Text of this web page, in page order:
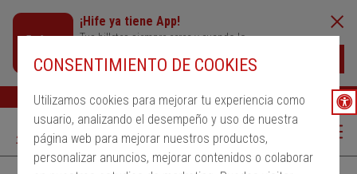
CONSENTIMIENTO DE COOKIES
Utilizamos cookies para mejorar tu experiencia como
usuario, analizando el desempeño y uso de nuestra
página web para mejorar nuestros productos,
personalizar anuncios, mejorar contenidos o colaborar
¡Hife ya tiene App!
Tus billetes siempre cerca y cuando lo
Buscar Ayuda ESP